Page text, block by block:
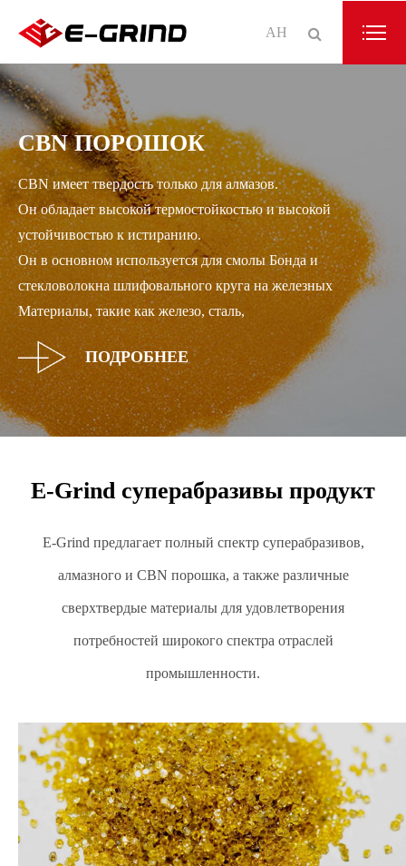
АН
CBN ПОРОШОК
CBN имеет твердость только для алмазов.
Он обладает высокой термостойкостью и высокой
устойчивостью к истиранию.
Он в основном используется для смолы Бонда и
стекловолокна шлифовального круга на железных
Материалы, такие как железо, сталь,
ПОДРОБНЕЕ
E-Grind суперабразивы продукт
E-Grind предлагает полный спектр суперабразивов,
алмазного и CBN порошка, а также различные
сверхтвердые материалы для удовлетворения
потребностей широкого спектра отраслей
промышленности.